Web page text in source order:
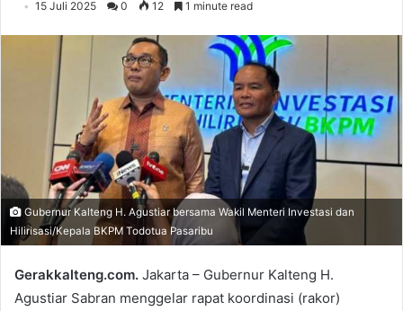
15 Juli 2025 0 12 1 minute read
Gubernur Kalteng H. Agustiar bersama Wakil Menteri Investasi dan
Hilirisasi/Kepala BKPM Todotua Pasaribu
Gerakkalteng.com. Jakarta – Gubernur Kalteng H.
Agustiar Sabran menggelar rapat koordinasi (rakor)